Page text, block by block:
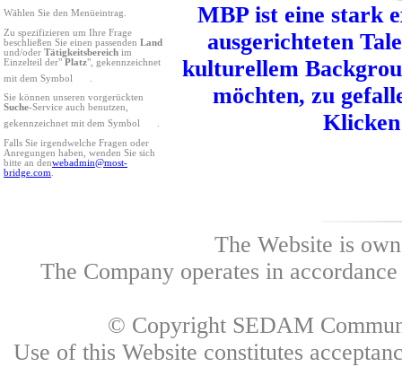
Wählen Sie den Menüeintrag.
Zu spezifizieren um Ihre Frage
beschließen Sie einen passenden Land
und/oder Tätigkeitsbereich im
Einzelteil der" Platz", gekennzeichnet
mit dem Symbol
Sie können unseren vorgerückten
Suche-Service auch benutzen,
gekennzeichnet mit dem Symbol
.
Falls Sie irgendwelche Fragen oder
Anregungen haben, wenden Sie sich
bitte an denwebadmin@most-
bridge.com
MBP ist eine stark
ausgerichteten
kulturellem
möchten, zu
The Website is
The Company operates in
© Copyright SEDAM
Use of this Website constitutes